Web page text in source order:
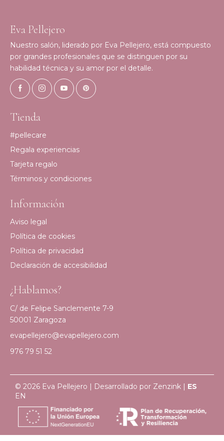
Eva Pellejero
Nuestro salón, liderado por Eva Pellejero, está compuesto
por grandes profesionales que se distinguen por su
habilidad técnica y su amor por el detalle.
Tienda
#pellecare
Regala experiencias
Tarjeta regalo
Términos y condiciones
Información
Aviso legal
Política de cookies
Política de privacidad
Declaración de accesibilidad
¿Hablamos?
C/ de Felipe Sanclemente 7-9
50001 Zaragoza
evapellejero@evapellejero.com
976 79 51 52
© 2026 Eva Pellejero | Desarrollado por Zenzink
ES
EN